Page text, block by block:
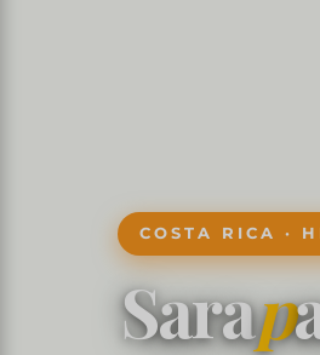
COSTA RICA ·
Sarap